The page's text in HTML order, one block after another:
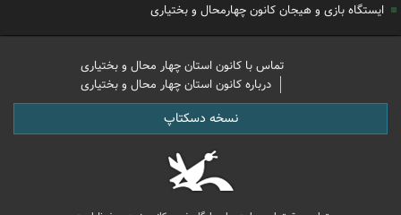
ایستگاه بازی و هیجان کانون چهارمحال و بختیاری
تماس با کانون استان چهار محال و بختیاری
درباره کانون استان چهار محال و بختیاری
نسخه دسکتاپ